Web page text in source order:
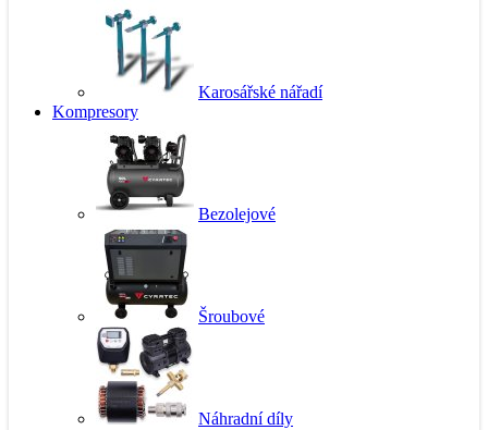
Karosářské nářadí
Kompresory
Bezolejové
Šroubové
Náhradní díly